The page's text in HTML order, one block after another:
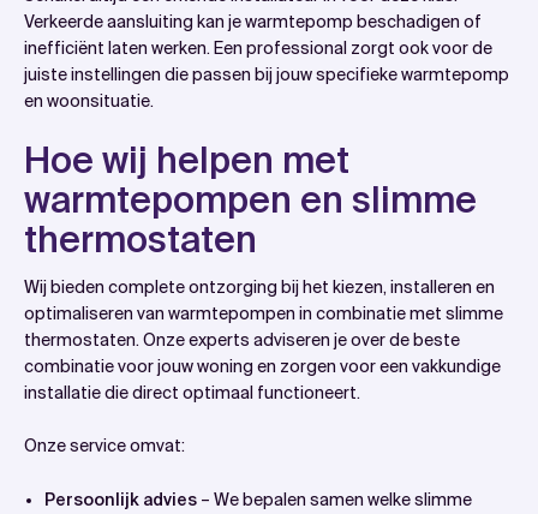
Verkeerde aansluiting kan je warmtepomp beschadigen of
inefficiënt laten werken. Een professional zorgt ook voor de
juiste instellingen die passen bij jouw specifieke warmtepomp
en woonsituatie.
Hoe wij helpen met
warmtepompen en slimme
thermostaten
Wij bieden complete ontzorging bij het kiezen, installeren en
optimaliseren van warmtepompen in combinatie met slimme
thermostaten. Onze experts adviseren je over de beste
combinatie voor jouw woning en zorgen voor een vakkundige
installatie die direct optimaal functioneert.
Onze service omvat:
Persoonlijk advies – We bepalen samen welke slimme